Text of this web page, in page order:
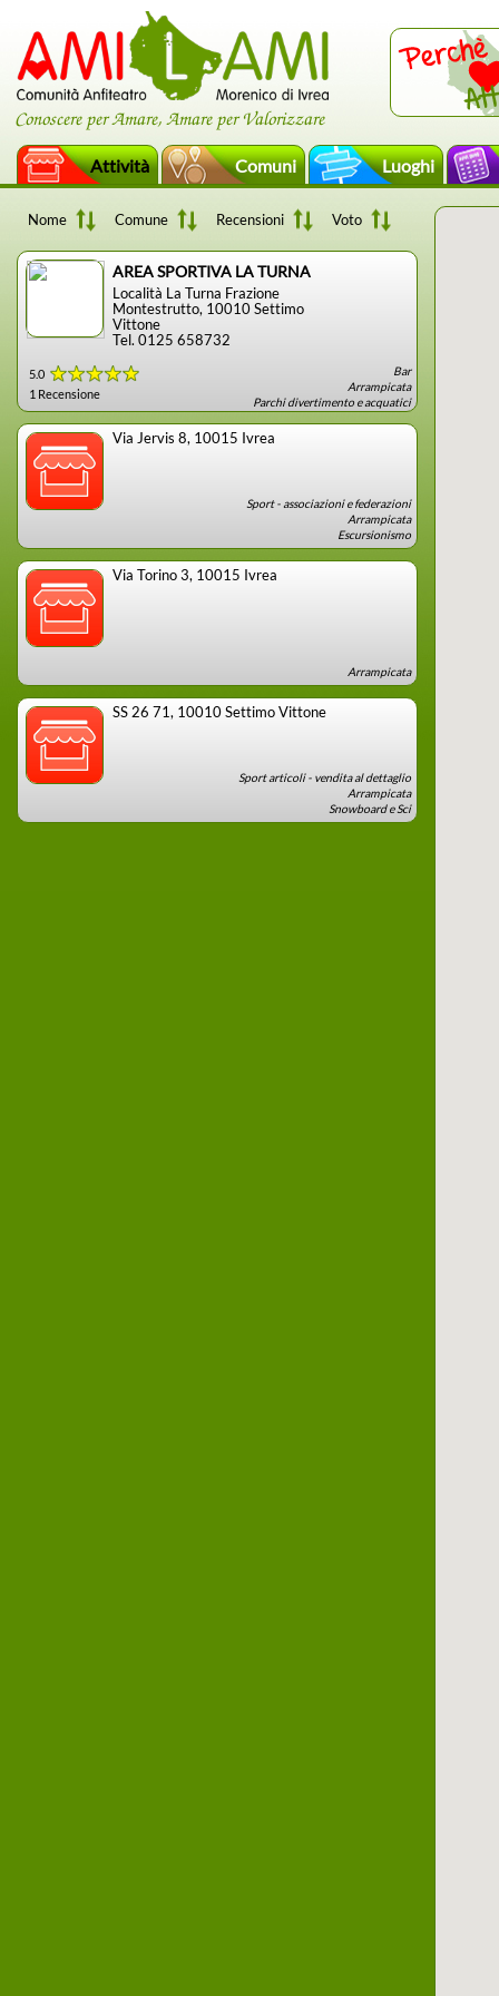
Conoscere per Amare, Amare per Valorizzare
Attività Comuni Luoghi
Nome Comune Recensioni Voto
AREA SPORTIVA LA TURNA
Località La Turna Frazione
Montestrutto, 10010Settimo
Vittone
Tel. 0125 658732
Bar
Arrampicata
Parchi divertimento e acquatici
5.0
1 Recensione
Via Jervis 8, 10015 Ivrea
Sport - associazioni e federazioni
Arrampicata
Escursionismo
Via Torino 3, 10015 Ivrea
Arrampicata
SS 26 71, 10010Settimo Vittone
Sport articoli - vendita al dettaglio
Arrampicata
Snowboard e Sci